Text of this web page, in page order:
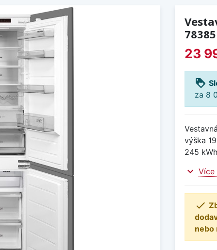
23
loyalty
za 8
výška
245
expand_more Více

nebo